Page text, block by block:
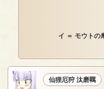
イ ＝ モウトの
仙狸厄狩 汰磨羈